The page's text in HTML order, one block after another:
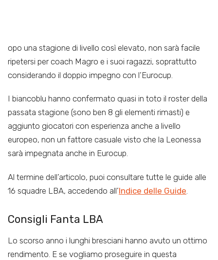
opo una stagione di livello così elevato, non sarà facile
ripetersi per coach Magro e i suoi ragazzi, soprattutto
considerando il doppio impegno con l’Eurocup.
I biancoblu hanno confermato quasi in toto il roster della
passata stagione (sono ben 8 gli elementi rimasti) e
aggiunto giocatori con esperienza anche a livello
europeo, non un fattore casuale visto che la Leonessa
sarà impegnata anche in Eurocup.
Al termine dell’articolo, puoi consultare tutte le guide alle
16 squadre LBA, accedendo all’Indice delle Guide.
Consigli Fanta LBA
Lo scorso anno i lunghi bresciani hanno avuto un ottimo
rendimento. E se vogliamo proseguire in questa